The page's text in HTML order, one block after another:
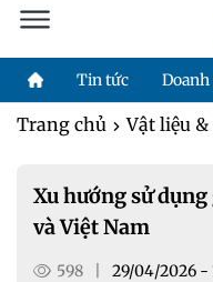
Tin tức
Trang chủ Vật liệu &
Xu hướng sử
và Việt Nam
598 29/04/2026 -